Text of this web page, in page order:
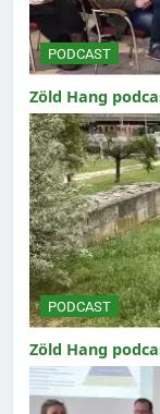
PODCAST
Zöld Hang
PODCAST
Zöld Hang